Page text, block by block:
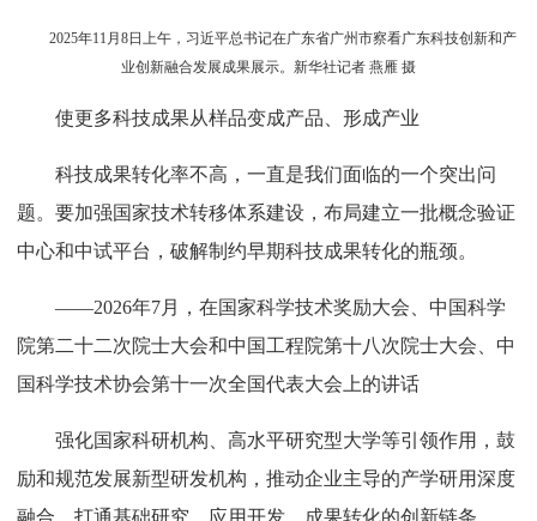
2025年11月8日上午，习近平总书记在广东省广州市察看广东科技创新和产
业创新融合发展成果展示。新华社记者 燕雁 摄
使更多科技成果从样品变成产品、形成产业
科技成果转化率不高，一直是我们面临的一个突出问
题。要加强国家技术转移体系建设，布局建立一批概念验证
中心和中试平台，破解制约早期科技成果转化的瓶颈。
——2026年7月，在国家科学技术奖励大会、中国科学
院第二十二次院士大会和中国工程院第十八次院士大会、中
国科学技术协会第十一次全国代表大会上的讲话
强化国家科研机构、高水平研究型大学等引领作用，鼓
励和规范发展新型研发机构，推动企业主导的产学研用深度
融合，打通基础研究、应用开发、成果转化的创新链条。